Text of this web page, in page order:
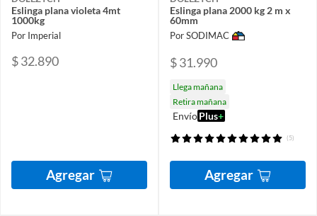
Eslinga plana violeta 4mt
1000kg
Por Imperial
$ 32.890
Agregar
Eslinga plana 2000 kg 2 m x
60mm
Por SODIMAC
$ 31.990
Llega mañana
Retira mañana
EnvíoPlus+
(5)
Agregar